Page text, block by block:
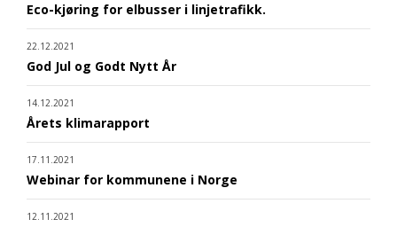
Eco-kjøring for elbusser i linjetrafikk.
22.12.2021
God Jul og Godt Nytt År
14.12.2021
Årets klimarapport
17.11.2021
Webinar for kommunene i Norge
12.11.2021